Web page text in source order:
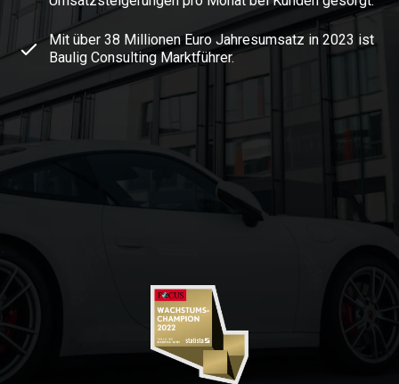
Mit über 38 Millionen Euro Jahresumsatz in 2023 ist
Baulig Consulting Marktführer.